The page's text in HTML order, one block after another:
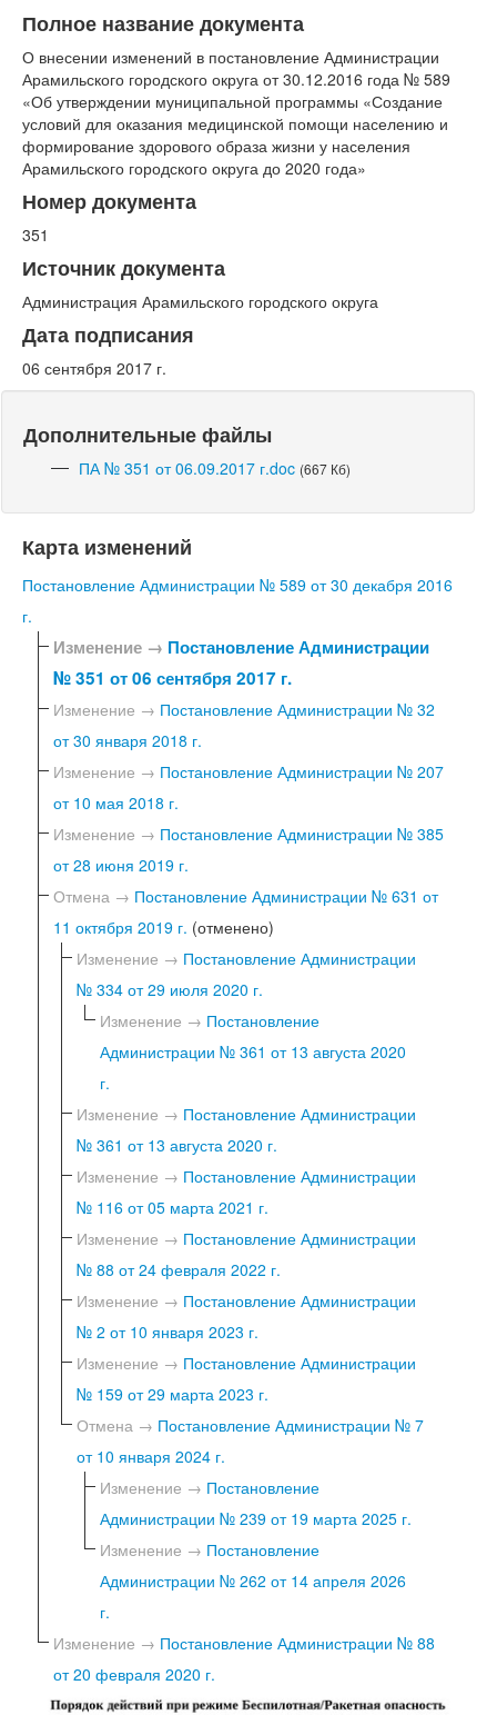
Полное название документа
О внесении изменений в постановление Администрации
Арамильского городского округа от 30.12.2016 года № 589
«Об утверждении муниципальной программы «Создание
условий для оказания медицинской помощи населению и
формирование здорового образа жизни у населения
Арамильского городского округа до 2020 года»
Номер документа
351
Источник документа
Администрация Арамильского городского округа
Дата подписания
06 сентября 2017 г.
Дополнительные файлы
ПА № 351 от 06.09.2017 г.doc (667 Кб)
Карта изменений
Постановление Администрации № 589 от 30 декабря 2016
г.
Изменение → Постановление Администрации
№ 351 от 06 сентября 2017 г.
Изменение → Постановление Администрации № 32
от 30 января 2018 г.
Изменение → Постановление Администрации № 207
от 10 мая 2018 г.
Изменение → Постановление Администрации № 385
от 28 июня 2019 г.
Отмена → Постановление Администрации № 631 от
11 октября 2019 г. (отменено)
Изменение → Постановление Администрации
№ 334 от 29 июля 2020 г.
Изменение → Постановление
Администрации № 361 от 13 августа 2020
г.
Изменение → Постановление Администрации
№ 361 от 13 августа 2020 г.
Изменение → Постановление Администрации
№ 116 от 05 марта 2021 г.
Изменение → Постановление Администрации
№ 88 от 24 февраля 2022 г.
Изменение → Постановление Администрации
№ 2 от 10 января 2023 г.
Изменение → Постановление Администрации
№ 159 от 29 марта 2023 г.
Отмена → Постановление Администрации № 7
от 10 января 2024 г.
Изменение → Постановление
Администрации № 239 от 19 марта 2025 г.
Изменение → Постановление
Администрации № 262 от 14 апреля 2026
г.
Изменение → Постановление Администрации № 88
от 20 февраля 2020 г.